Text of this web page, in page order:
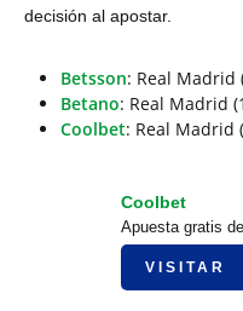
decisión al apostar.
Betsson: Real Madrid
Betano: Real Madrid
Coolbet: Real Madrid
Coolbet
Apuesta gratis
VISITAR